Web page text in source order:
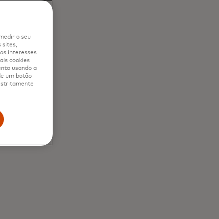
o seu
sites,
interesses
cookies
usando a
um botão